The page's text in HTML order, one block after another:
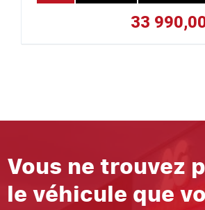
33
Vous ne trouvez
le véhicule que